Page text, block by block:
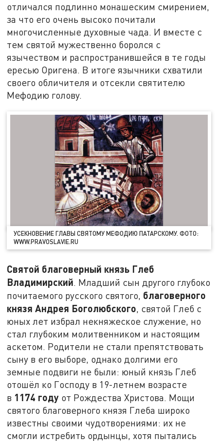
отличался подлинно монашеским смирением,
за что его очень высоко почитали
многочисленные духовные чада. И вместе с
тем святой мужественно боролся с
язычеством и распространившейся в те годы
ересью Оригена. В итоге язычники схватили
своего обличителя и отсекли святителю
Мефодию голову.
УСЕКНОВЕНИЕ ГЛАВЫ СВЯТОМУ МЕФОДИЮ ПАТАРСКОМУ. ФОТО:
WWW.PRAVOSLAVIE.RU
Святой благоверный князь Глеб
Владимирский. Младший сын другого глубоко
почитаемого русского святого, благоверного
князя Андрея Боголюбского, святой Глеб с
юных лет избрал некняжеское служение, но
стал глубоким молитвенником и настоящим
аскетом. Родители не стали препятствовать
сыну в его выборе, однако долгими его
земные подвиги не были: юный князь Глеб
отошёл ко Господу в 19-летнем возрасте
в 1174 году от Рождества Христова. Мощи
святого благоверного князя Глеба широко
известны своими чудотворениями: их не
смогли истребить ордынцы, хотя пытались